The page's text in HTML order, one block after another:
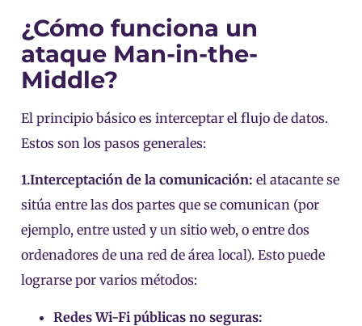
¿Cómo funciona un
ataque Man-in-the-
Middle?
El principio básico es interceptar el flujo de datos.
Estos son los pasos generales:
1.Interceptación de la comunicación: el atacante se
sitúa entre las dos partes que se comunican (por
ejemplo, entre usted y un sitio web, o entre dos
ordenadores de una red de área local). Esto puede
lograrse por varios métodos:
Redes Wi-Fi públicas no seguras: